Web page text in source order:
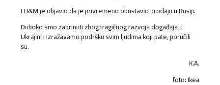
I H&M je objavio da je privremeno obustavio prodaju u Rusiji.
Duboko smo zabrinuti zbog tragičnog razvoja događaja u
Ukrajini i izražavamo podršku svim ljudima koji pate, poručili
su.
K.A.
foto: Ikea